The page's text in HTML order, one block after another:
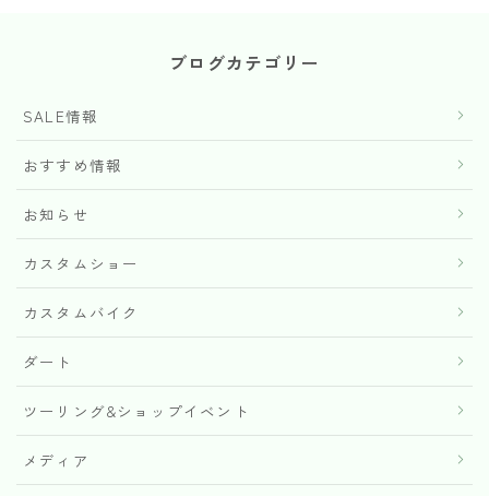
ブログカテゴリー
SALE情報
おすすめ情報
お知らせ
カスタムショー
カスタムバイク
ダート
ツーリング&ショップイベント
メディア